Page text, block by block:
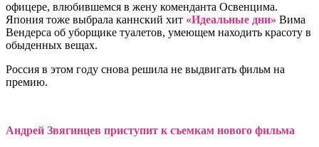
офицере, влюбившемся в жену коменданта Освенцима.
Япония тоже выбрала каннский хит «Идеальные дни» Вима
Вендерса об уборщике туалетов, умеющем находить красоту в
обыденных вещах.
Россия в этом году снова решила не выдвигать фильм на
премию.
Андрей Звягинцев приступит к съемкам нового фильма